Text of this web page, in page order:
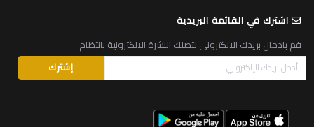
اشترك في القائمة البريدية
قم بادخال بريدك الالكتروني لتصلك النشرة الالكترونية بانتظام